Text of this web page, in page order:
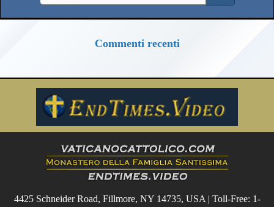
Commenti recenti
4425 Schneider Road, Fillmore, NY 14735, USA | Toll-Free: 1-